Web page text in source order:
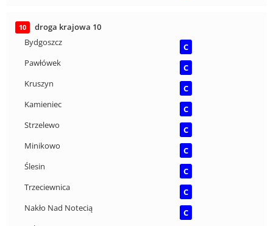
10
droga krajowa 10
Bydgoszcz
C
Pawłówek
C
Kruszyn
C
Kamieniec
C
Strzelewo
C
Minikowo
C
Ślesin
C
Trzeciewnica
C
Nakło Nad Notecią
C